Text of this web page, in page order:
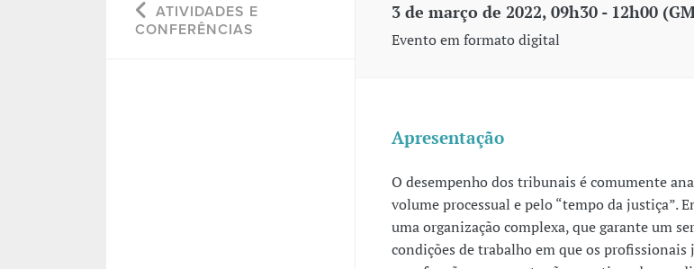
ATIVIDADES E
CONFERÊNCIAS
3 de março de 2022, 09h30 - 12h00
Evento em formato digital
Apresentação
O desempenho dos tribunais é comumente
volume processual e pelo “tempo da justiça”.
uma organização complexa, que garante um
condições de trabalho em que os profissionais